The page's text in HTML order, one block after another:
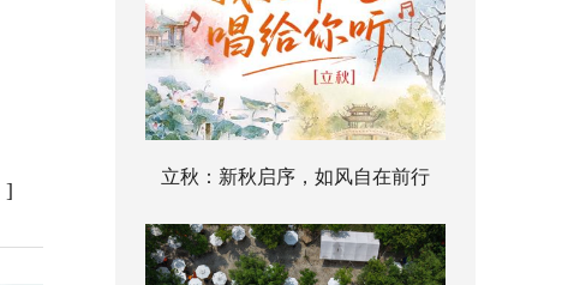
]
立秋：新秋启序，如风自在前行